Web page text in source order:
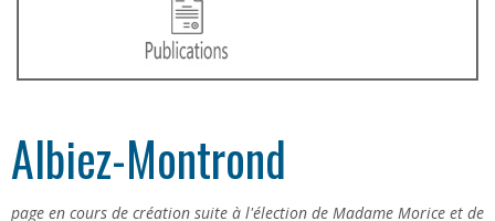
Albiez-Montrond
page en cours de création suite à l'élection de Madame Morice et de